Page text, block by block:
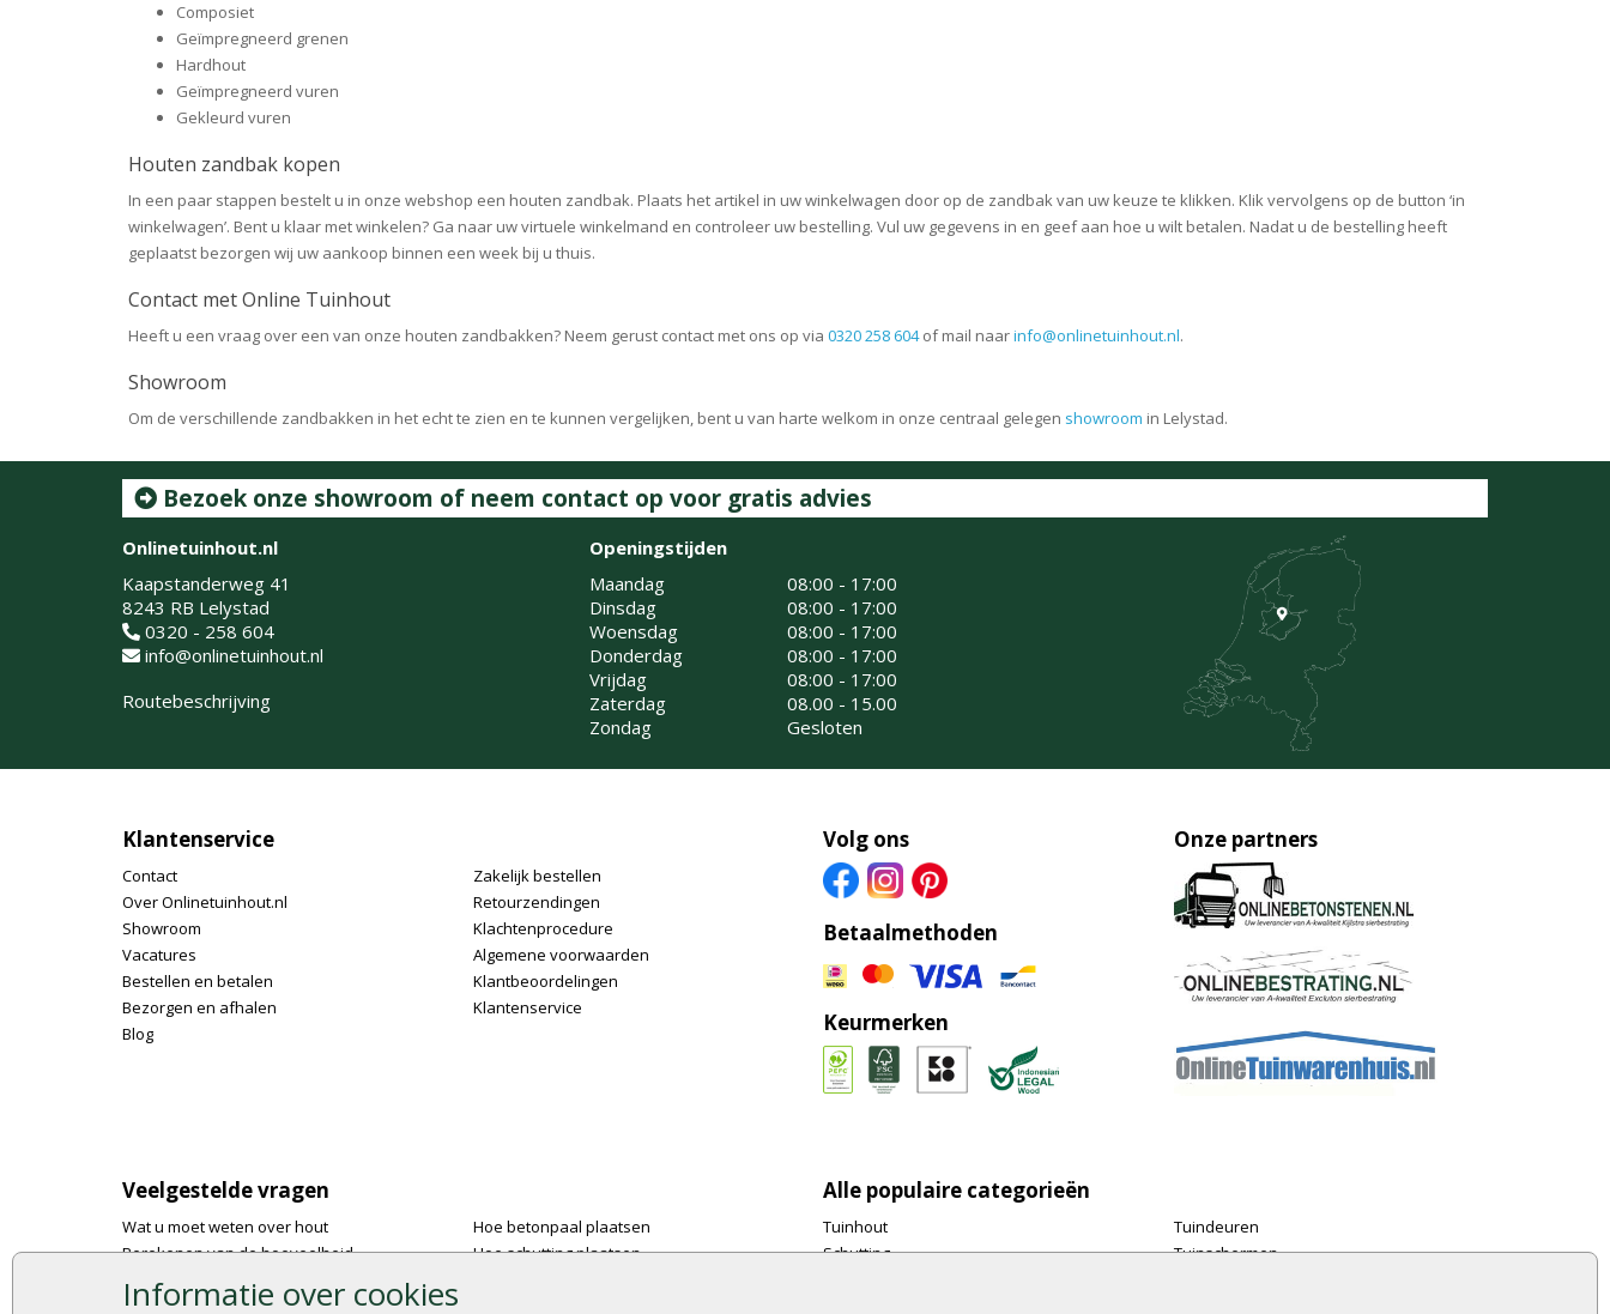
Informatie over cookies
Composiet
Geïmpregneerd grenen
Hardhout
Geïmpregneerd vuren
Gekleurd vuren
Houten zandbak kopen
In een paar stappen bestelt u in onze webshop een houten zandbak. Plaats het artikel in uw winkelwagen door op de zandbak van uw keuze te klikken. Klik vervolgens op de button ‘in
winkelwagen’. Bent u klaar met winkelen? Ga naar uw virtuele winkelmand en controleer uw bestelling. Vul uw gegevens in en geef aan hoe u wilt betalen. Nadat u de bestelling heeft
geplaatst bezorgen wij uw aankoop binnen een week bij u thuis.
Contact met Online Tuinhout
Heeft u een vraag over een van onze houten zandbakken? Neem gerust contact met ons op via 0320 258 604of mail naarinfo@onlinetuinhout.nl.
Showroom
Om de verschillende zandbakken in het echt te zien en te kunnen vergelijken, bent u van harte welkom in onze centraal gelegen showroom in Lelystad.
Bezoek onze showroom of neem contact op voor gratis advies
Onlinetuinhout.nl
Kaapstanderweg 41
8243 RB Lelystad
0320 - 258 604
info@onlinetuinhout.nl
Routebeschrijving
Openingstijden
Maandag
08:00 - 17:00
Dinsdag
08:00 - 17:00
Woensdag
08:00 - 17:00
Donderdag
08:00 - 17:00
Vrijdag
08:00 - 17:00
Zaterdag
08.00 - 15.00
Zondag
Gesloten
Klantenservice
Contact
Over Onlinetuinhout.nl
Showroom
Vacatures
Bestellen en betalen
Bezorgen en afhalen
Blog
Zakelijk bestellen
Retourzendingen
Klachtenprocedure
Algemene voorwaarden
Klantbeoordelingen
Klantenservice
Volg ons
Betaalmethoden
Keurmerken
Onze partners
Veelgestelde vragen
Wat u moet weten over hout
Berekenen van de hoeveelheid
Foto's en voorbeelden
Montage
Hoe betonpaal plaatsen
Hoe schutting plaatsen
Alle populaire categorieën
Tuinhout
Schutting
Tuindeuren
Tuinschermen